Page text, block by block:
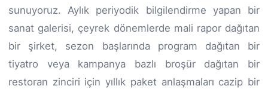
sunuyoruz. Aylık periyodik bilgilendirme yapan bir
sanat galerisi, çeyrek dönemlerde mali rapor dağıtan
bir şirket, sezon başlarında program dağıtan bir
tiyatro veya kampanya bazlı broşür dağıtan bir
restoran zinciri için yıllık paket anlaşmaları cazip bir